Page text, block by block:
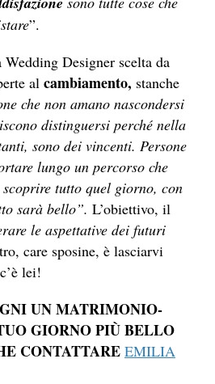
”.
Designer scelta da
al cambiamento, stanche
che non amano nascondersi
distinguersi perché nella
sono dei vincenti. Persone
lungo un percorso che
tutto quel giorno, con
sarà bello”. L’obiettivo, il
le aspettative dei futuri
care sposine, è lasciarvi
lei!
UN MATRIMONIO-
GIORNO PIÙ BELLO
CONTATTARE EMILIA